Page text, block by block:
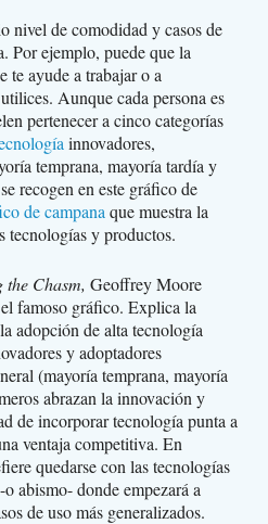
nivel de comodidad y casos de
Por ejemplo, puede que la
te ayude a trabajar o a
Aunque cada persona es
pertenecer a cinco categorías
innovadores,
temprana, mayoría tardía y
recogen en este gráfico de
de campana que muestra la
tecnologías y productos.
the Chasm, Geoffrey Moore
famoso gráfico. Explica la
adopción de alta tecnología
y adoptadores
(mayoría temprana, mayoría
abrazan la innovación y
de incorporar tecnología punta a
ventaja competitiva. En
quedarse con las tecnologías
abismo- donde empezará a
de uso más generalizados.